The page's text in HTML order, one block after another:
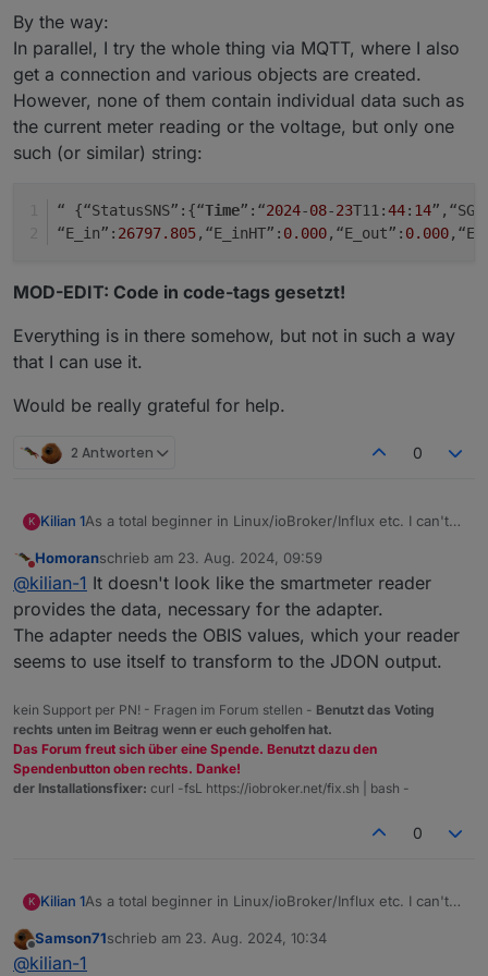
By the way:
In parallel, I try the whole thing via MQTT, where I also
get a connection and various objects are created.
However, none of them contain individual data such as
the current meter reading or the voltage, but only one
such (or similar) string:
“ {“StatusSNS”:{“Time”:“2024-08-23T11:44: 14
“E_in”: 26797.805,“E_inHT”: 0.000,“E_out”: 0.000
MOD-EDIT: Code in code-tags gesetzt!
Everything is in there somehow, but not in such a way
that I can use it.
Would be really grateful for help.
2 Antworten 0
K Kilian 1As a total beginner in Linux/ioBroker/Influx etc. I can't
I have a "bitshake" wifi smartmeter reader on my “efr
SGM-C4-1A600l” electricity meter. The data transfer to
the “Trucki-Stick” (a wifi dongle that controls our
inverter and collects the data via Json-Keys
(StatusSNS,SGM,Power)) works perfectly. And I also
receive data from there in ioBroker.
However, if I enter the same URL
(“
http://192.168.1.8/cm?cmnd=status 10”
smartmeter adapter and try to read the data via Json as
well, nothing happens. Various other configurations
exactly I have to set this up?
By the way:
In parallel, I try the whole thing via MQTT, where I also
However, none of them contain individual data such as
the current meter reading or the voltage, but only one
such (or similar) string:
MOD-EDIT: Code in code-tags gesetzt!
Everything is in there somehow, but not in such a way
that I can use it.
Nicht stören
Homoranschrieb am 23. Aug. 2024, 09:59
zuletzt editiert von
@kilian-1 It doesn't look like the smartmeter reader
provides the data, necessary for the adapter.
The adapter needs the OBIS values, which your reader
seems to use itself to transform to the JDON output.
kein Support per PN! - Fragen im Forum stellen - Benutzt das Voting
rechts unten im Beitrag wenn er euch geholfen hat.
Das Forum freut sich über eine Spende. Benutzt dazu den
Spendenbutton oben rechts. Danke!
der Installationsfixer: curl -fsL https://iobroker.net/fix.sh | bash -
0
K Kilian 1As a total beginner in Linux/ioBroker/Influx etc. I can't
I have a "bitshake" wifi smartmeter reader on my “efr
Offline
Samson71schrieb am 23. Aug. 2024, 10:34
zuletzt editiert von
@kilian-1